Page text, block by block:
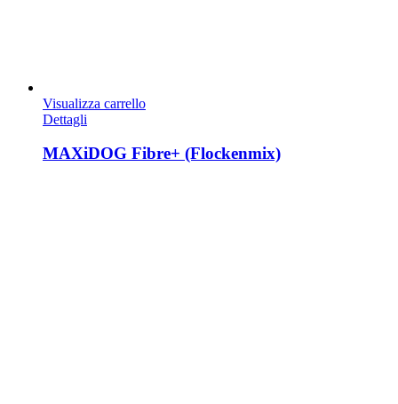
Visualizza carrello
Dettagli
MAXiDOG Fibre+ (Flockenmix)